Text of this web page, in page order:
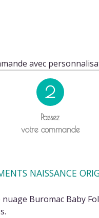
avec
2
Passez
votre commande
NAISSANCE
Buromac Baby